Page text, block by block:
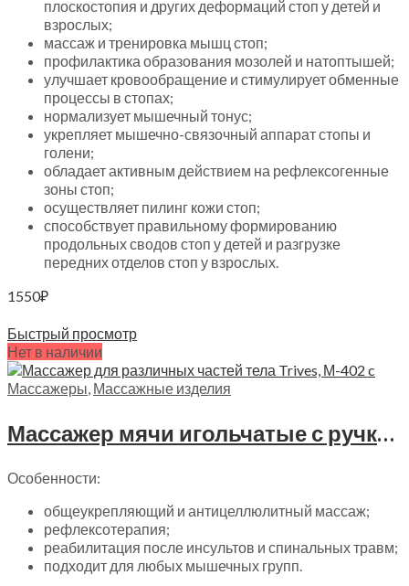
плоскостопия и других деформаций стоп у детей и
взрослых;
массаж и тренировка мышц стоп;
профилактика образования мозолей и натоптышей;
улучшает кровообращение и стимулирует обменные
процессы в стопах;
нормализует мышечный тонус;
укрепляет мышечно-связочный аппарат стопы и
голени;
обладает активным действием на рефлексогенные
зоны стоп;
осуществляет пилинг кожи стоп;
способствует правильному формированию
продольных сводов стоп у детей и разгрузке
передних отделов стоп у взрослых.
1550₽
Быстрый просмотр
Нет в наличии
Массажеры Массажные изделия
Массажер мячи игольчатые с ручкой (2 мяча) Trives, М-402
Особенности:
общеукрепляющий и антицеллюлитный массаж;
рефлексотерапия;
реабилитация после инсультов и спинальных травм;
подходит для любых мышечных групп.